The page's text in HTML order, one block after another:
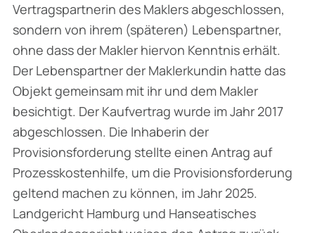
Vertragspartnerin des Maklers abgeschlossen,
sondern von ihrem (späteren) Lebenspartner,
ohne dass der Makler hiervon Kenntnis erhält.
Der Lebenspartner der Maklerkundin hatte das
Objekt gemeinsam mit ihr und dem Makler
besichtigt. Der Kaufvertrag wurde im Jahr 2017
abgeschlossen. Die Inhaberin der
Provisionsforderung stellte einen Antrag auf
Prozesskostenhilfe, um die Provisionsforderung
geltend machen zu können, im Jahr 2025.
Landgericht Hamburg und Hanseatisches